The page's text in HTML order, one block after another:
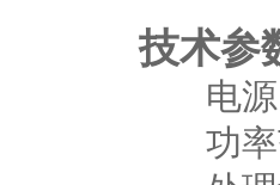
技术参
电源
功率